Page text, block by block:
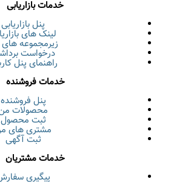
خدمات بازاریابی
پنل بازاریابی
لینک های
زیرمجموعه
درخواست
راهنمای پنل
خدمات فروشنده
پنل فروشنده
محصولات
ثبت محصول
مشتری های
ثبت آگهی
خدمات مشتریان
پیگیری